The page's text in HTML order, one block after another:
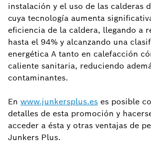
instalación y el uso de las calderas
cuya tecnología aumenta
eficiencia de la caldera, llegando a
hasta el 94% y alcanzando una
energética A tanto en calefacción
caliente sanitaria, reduciendo
contaminantes.
En www.junkersplus.es es posible
detalles de esta promoción y
acceder a ésta y otras ventajas de
Junkers Plus.